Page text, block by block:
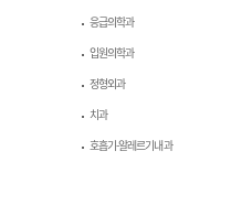
응급의학과
입원의학과
정형외과
치과
호흡기-알레르기내과